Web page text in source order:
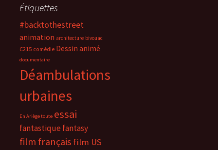
Étiquettes
#backtothestreet
animation architecture bivouac
C215 comédie Dessin animé
documentaire
Déambulations
urbaines
En Ariège toute essai
fantastiquefantasy
film français film US